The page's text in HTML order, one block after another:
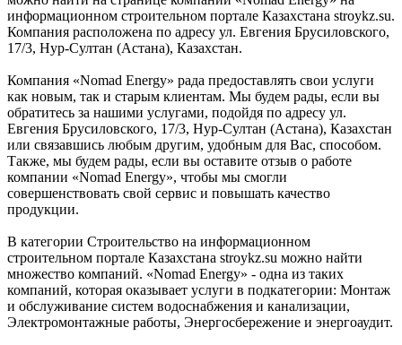
информационном строительном портале Казахстана stroykz.su.
Компания расположена по адресу ул. Евгения Брусиловского,
17/3, Нур-Султан (Астана), Казахстан.
Компания «Nomad Energy» рада предоставлять свои услуги
как новым, так и старым клиентам. Мы будем рады, если вы
обратитесь за нашими услугами, подойдя по адресу ул.
Евгения Брусиловского, 17/3, Нур-Султан (Астана), Казахстан
или связавшись любым другим, удобным для Вас, способом.
Также, мы будем рады, если вы оставите отзыв о работе
компании «Nomad Energy», чтобы мы смогли
совершенствовать свой сервис и повышать качество
продукции.
В категории Строительство на информационном
строительном портале Казахстана stroykz.su можно найти
множество компаний. «Nomad Energy» - одна из таких
компаний, которая оказывает услуги в подкатегории: Монтаж
и обслуживание систем водоснабжения и канализации,
Электромонтажные работы, Энергосбережение и энергоаудит.